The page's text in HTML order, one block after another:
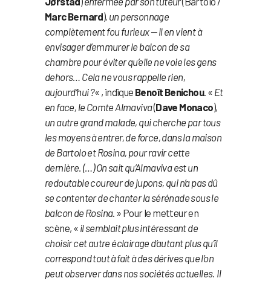
Marc Bernard), un personnage
complètement fou furieux — il en vient à
envisager d’emmurer le balcon de sa
chambre pour éviter qu’elle ne voie les gens
dehors… Cela ne vous rappelle rien,
aujourd’hui ?« , indique Benoît Benichou. « Et
en face, le Comte Almaviva(Dave Monaco),
un autre grand malade, qui cherche par tous
les moyens à entrer, de force, dans la maison
de Bartolo et Rosina, pour ravir cette
dernière. (…) On sait qu’Almaviva est un
redoutable coureur de jupons, qui n’a pas dû
se contenter de chanter la sérénade sous le
balcon de Rosina. » Pour le metteur en
scène, « il semblait plus intéressant de
choisir cet autre éclairage d’autant plus qu’il
correspond tout à fait à des dérives que l’on
peut observer dans nos sociétés actuelles. Il